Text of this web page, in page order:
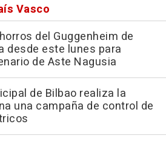
Vasco
del Guggenheim de
desde este lunes para
de Aste Nagusia
de Bilbao realiza la
una campaña de control de